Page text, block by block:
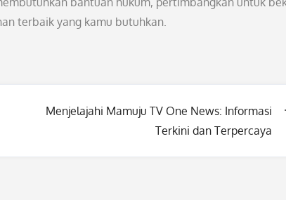
terbaik yang kamu butuhkan.
Menjelajahi Mamuju TV One News: Informasi
Terkini dan Terpercaya